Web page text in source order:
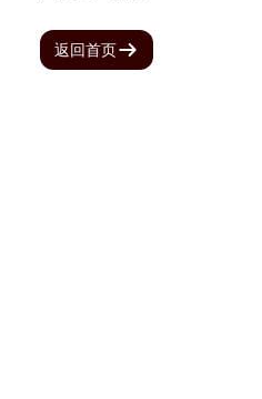
返回首页